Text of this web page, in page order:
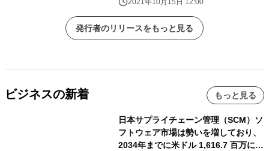
援！！
2021年10月15日 12:00
発行者のリリースをもっと見る
ビジネスの新着 もっと見る
日本サプライチェーン管理（SCM）ソ
フトウェア市場は勢いを増しており、
2034年までに米ドル 1,616.7 百万に達